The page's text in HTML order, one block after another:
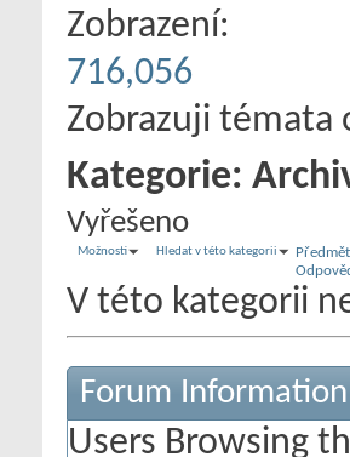
Zobrazení:
716,056
Zobrazuji témata
Kategorie:
Vyřešeno
Možnosti Hledat v této kategorii Předmět
V této kategorii
Forum
Users Browsing